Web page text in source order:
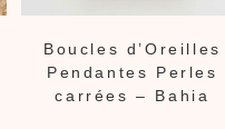
Boucles d’Oreilles
Pendantes Perles
carrées – Bahia